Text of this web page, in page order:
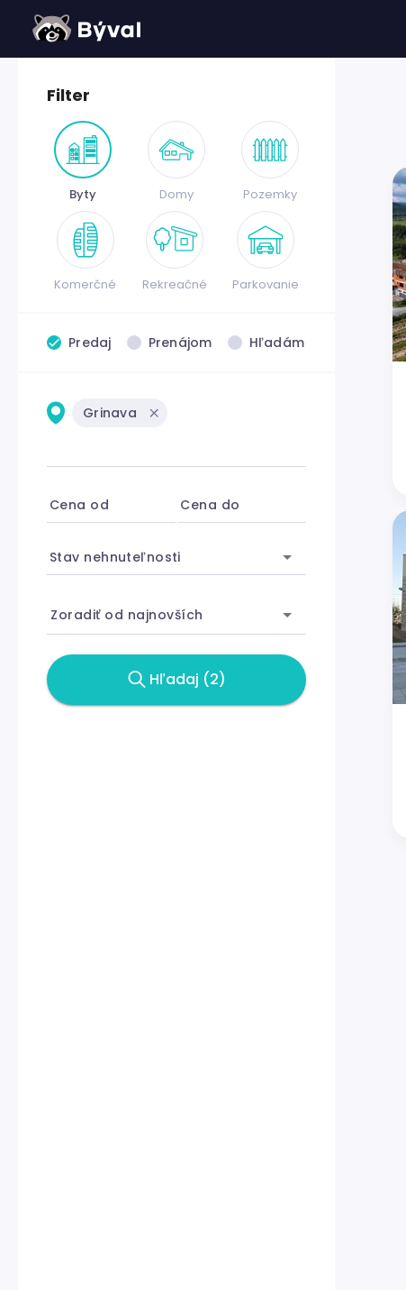
Filter
Byty Domy Pozemky
Komerčné Rekreačné Parkovanie
Predaj Prenájom Hľadám
Grinava
Cena od Cena do
Stav nehnuteľnosti
Zoradiť od najnovších
Hľadaj (2)